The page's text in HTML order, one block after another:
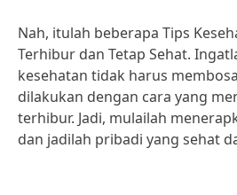
Nah, itulah beberapa Tips
Terhibur dan Tetap Sehat.
kesehatan tidak harus
dilakukan dengan cara yang
terhibur. Jadi, mulailah
dan jadilah pribadi yang sehat